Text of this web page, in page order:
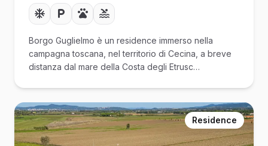
Borgo Guglielmo è un residence immerso nella
campagna toscana, nel territorio di Cecina, a breve
distanza dal mare della Costa degli Etrusc…
Residence